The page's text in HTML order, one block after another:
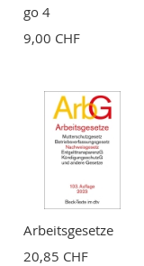
go 4
9,00 CHF
Arbeitsgesetze
20,85 CHF